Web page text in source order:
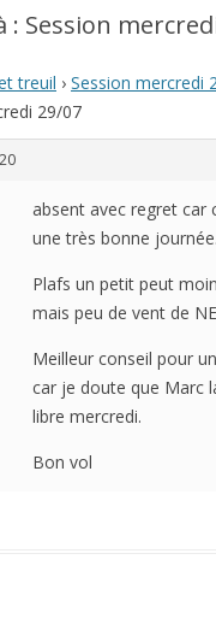
: Session
treuil › Session mercredi
29/07
absent avec regret car
une très bonne journée.
Plafs un petit peut
mais peu de vent de
Meilleur conseil pour
car je doute que Marc
libre mercredi.
Bon vol